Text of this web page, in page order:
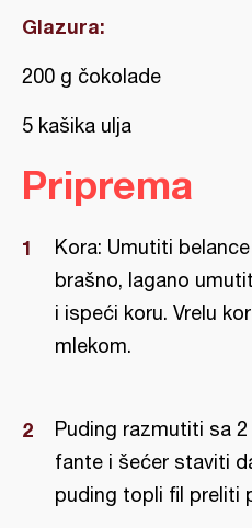
Glazura:
200 g čokolade
5 kašika ulja
Priprema
Kora: Umutiti
brašno, lagano
i ispeći koru. Vrelu
mlekom.
Puding razmutiti sa
fante i šećer staviti
puding topli fil preliti